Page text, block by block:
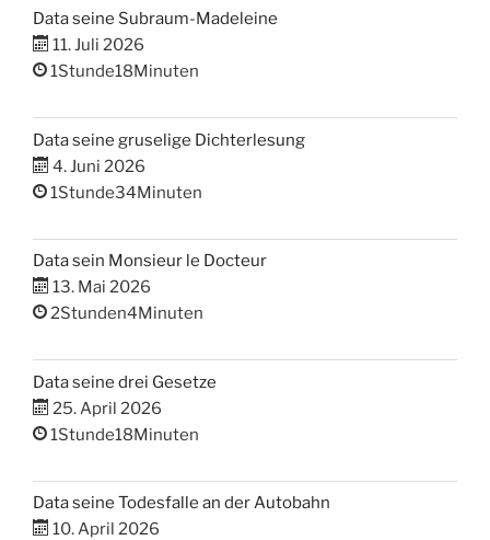
Data seine Subraum-Madeleine
11. Juli 2026
1Stunde18Minuten
Data seine gruselige Dichterlesung
4. Juni 2026
1Stunde34Minuten
Data sein Monsieur le Docteur
13. Mai 2026
2Stunden4Minuten
Data seine drei Gesetze
25. April 2026
1Stunde18Minuten
Data seine Todesfalle an der Autobahn
10. April 2026